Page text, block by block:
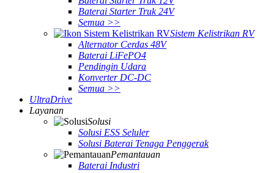
Baterai Starter Truk 24V
Semua >>
Sistem Kelistrikan RV
Alternator Cerdas 48V
Baterai LiFePO4
Pendingin Udara
Konverter DC-DC
Semua >>
UltraDrive
Layanan
Solusi
Solusi ESS Seluler
Solusi Baterai Tenaga Penggerak
Pemantauan
Baterai Industri